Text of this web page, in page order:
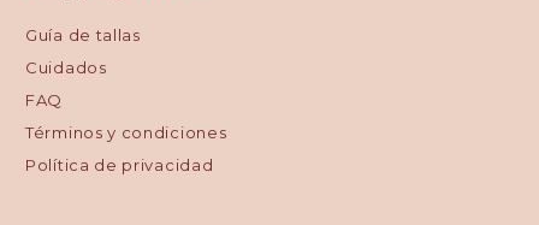
Guía de tallas
Cuidados
FAQ
Términos y condiciones
Política de privacidad